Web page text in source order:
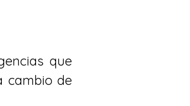
que
cambio de